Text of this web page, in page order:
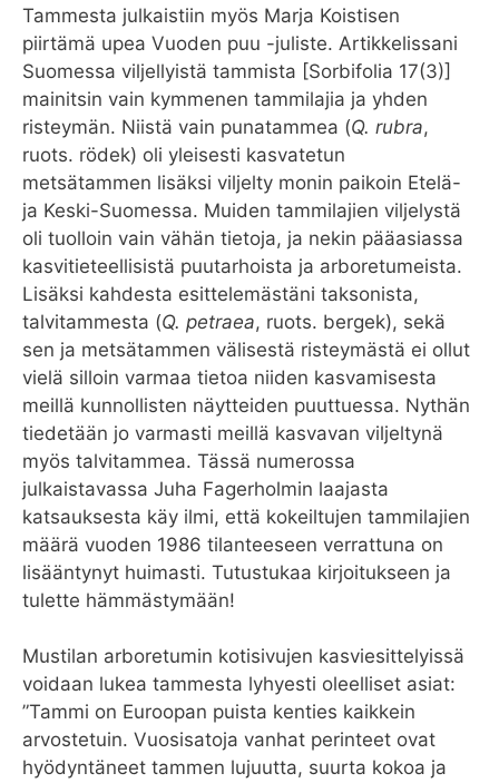
Tammesta julkaistiin myös Marja Koistisen
piirtämä upea Vuoden puu -juliste. Artikkelissani
Suomessa viljellyistä tammista [Sorbifolia 17(3)]
mainitsin vain kymmenen tammilajia ja yhden
risteymän. Niistä vain punatammea (Q. rubra,
ruots. rödek) oli yleisesti kasvatetun
metsätammen lisäksi viljelty monin paikoin Etelä-
ja Keski-Suomessa. Muiden tammilajien viljelystä
oli tuolloin vain vähän tietoja, ja nekin pääasiassa
kasvitieteellisistä puutarhoista ja arboretumeista.
Lisäksi kahdesta esittelemästäni taksonista,
talvitammesta (Q. petraea, ruots. bergek), sekä
sen ja metsätammen välisestä risteymästä ei ollut
vielä silloin varmaa tietoa niiden kasvamisesta
meillä kunnollisten näytteiden puuttuessa. Nythän
tiedetään jo varmasti meillä kasvavan viljeltynä
myös talvitammea. Tässä numerossa
julkaistavassa Juha Fagerholmin laajasta
katsauksesta käy ilmi, että kokeiltujen tammilajien
määrä vuoden 1986 tilanteeseen verrattuna on
lisääntynyt huimasti. Tutustukaa kirjoitukseen ja
tulette hämmästymään!
Mustilan arboretumin kotisivujen kasviesittelyissä
voidaan lukea tammesta lyhyesti oleelliset asiat:
”Tammi on Euroopan puista kenties kaikkein
arvostetuin. Vuosisatoja vanhat perinteet ovat
hyödyntäneet tammen lujuutta, suurta kokoa ja